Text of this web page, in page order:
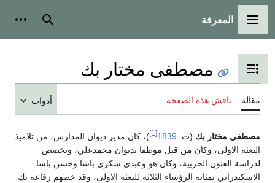
الرئيسية
المعرفة أدوات
عرض جدول المحتويات
مصطفى مختار بك
ناقش هذه الصفحة
مختار بك(ت.1839
)، كان مدير ديوان المدارس، من تلاميذ
الاولى، وكان من قبل موظفا بديوان محمدعلي، وتخصص
الفنون الحربية، وكان هو وعبدي شكري باشا وحسن باشا
بمثابة الرؤساء الثلاثة للبعثة الاولى، وقد خصهم رفاعة بك